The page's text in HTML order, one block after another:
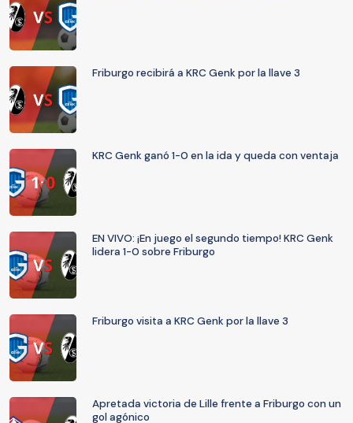
Friburgo recibirá a KRC Genk por la llave 3
KRC Genk ganó 1-0 en la ida y queda con ventaja
EN VIVO: ¡En juego el segundo tiempo! KRC Genk
lidera 1-0 sobre Friburgo
Friburgo visita a KRC Genk por la llave 3
Apretada victoria de Lille frente a Friburgo con un
gol agónico